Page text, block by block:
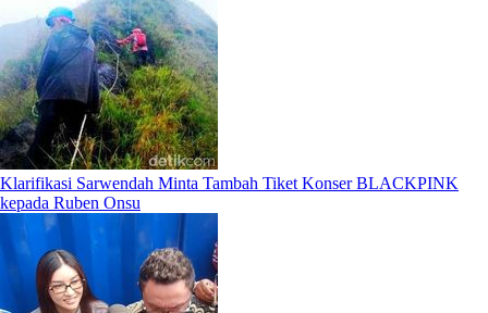
Klarifikasi Sarwendah Minta Tambah Tiket Konser BLACKPINK
kepada Ruben Onsu